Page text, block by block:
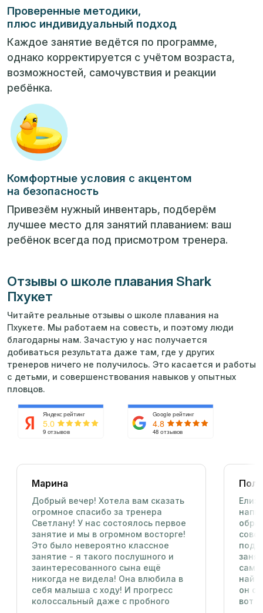
Проверенные методики,
плюс индивидуальный подход
Каждое занятие ведётся по программе,
однако корректируется с учётом возраста,
возможностей, самочувствия и реакции
ребёнка.
Комфортные условия с акцентом
на безопасность
Привезём нужный инвентарь, подберём
лучшее место для занятий плаванием: ваш
ребёнок всегда под присмотром тренера.
Отзывы о школе плавания Shark
Пхукет
Читайте реальные отзывы о школе плавания на
Пхукете. Мы работаем на совесть, и поэтому люди
благодарны нам. Зачастую у нас получается
добиваться результата даже там, где у других
тренеров ничего не получилось. Это касается и работы
с детьми, и совершенствования навыков у опытных
пловцов.
Яндекс рейтинг
5.0
9 отзывов
Google рейтинг
4.8
48 отзывов
Марина
Добрый вечер! Хотела вам сказать
огромное спасибо за тренера
Светлану! У нас состоялось первое
занятие и мы в огромном восторге!
Это было невероятно классное
занятие - я такого послушного и
заинтересованного сына ещё
никогда не видела! Она влюбила в
себя малыша с ходу! И прогресс
колоссальный даже с пробного
сам.
он
вот